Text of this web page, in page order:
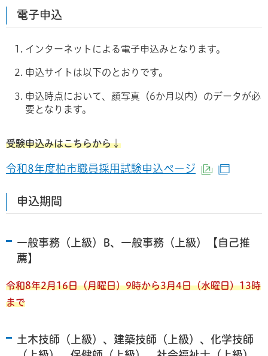
電子申込
インターネットによる電子申込みとなります。
申込サイトは以下のとおりです。
申込時点において、顔写真（6か月以内）のデータが必
要となります。
受験申込みはこちらから↓
令和8年度柏市職員採用試験申込ページ （外部サ
申込期間
一般事務（上級）B、一般事務（上級）【自己推
薦】
令和8年2月16日（月曜日）9時から3月4日（水曜日）13時
まで
土木技師（上級）、建築技師（上級）、化学技師